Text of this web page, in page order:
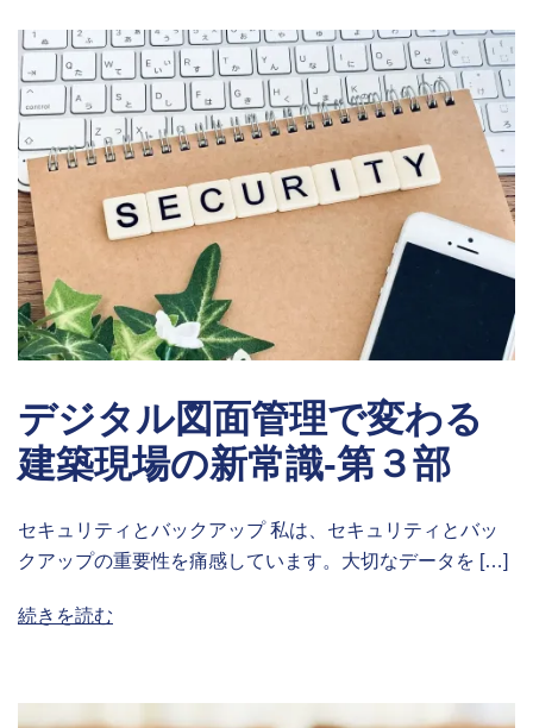
デジタル図面管理で変わる
建築現場の新常識-第３部
セキュリティとバックアップ 私は、セキュリティとバッ
クアップの重要性を痛感しています。大切なデータを […]
続きを読む